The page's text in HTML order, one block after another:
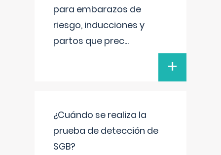
para embarazos de
riesgo, inducciones y
partos que prec...
+
¿Cuándo se realiza la
prueba de detección de
SGB?